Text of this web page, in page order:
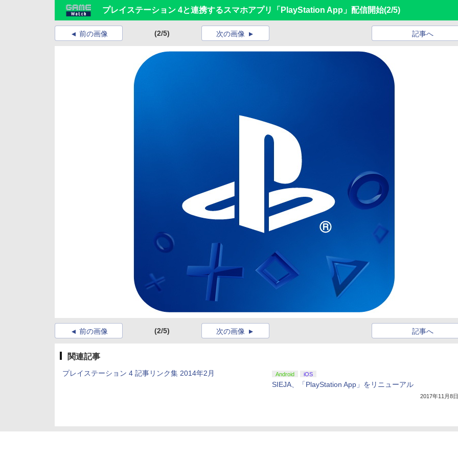
プレイステーション 4と連携するスマホアプリ「PlayStation App」配信開始(2/5)
前の画像 (2/5) 記事へ
次の画像
前の画像 (2/5) 記事へ
次の画像
関連記事
プレイステーション 4 記事リンク集 2014年2月 Android iOS
SIEJA、「PlayStation App」をリニューアル
2017年11月8日